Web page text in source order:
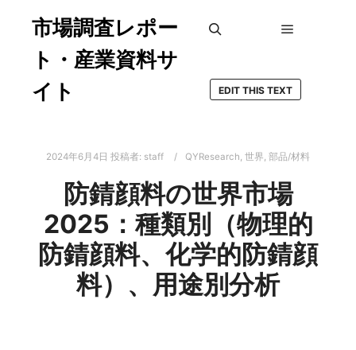
市場調査レポー
ト・産業資料サ
イト
EDIT THIS TEXT
2024年6月4日 投稿者: staff QYResearch, 世界, 部品/材料
防錆顔料の世界市場
2025：種類別（物理的
防錆顔料、化学的防錆顔
料）、用途別分析